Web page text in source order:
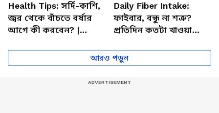
Health Tips: সর্দি-কাশি,
জ্বর থেকে বাঁচতে বর্ষার
আগে কী করবেন? |
Daily Fiber Intake:
ফাইবার, বন্ধু না শত্রু?
প্রতিদিন কতটা খাওয়া
Health Tips
আরও পড়ুন